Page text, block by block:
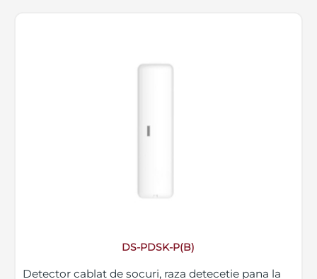
DS-PDSK-P(B)
Detector cablat de socuri, raza detecetie pana la